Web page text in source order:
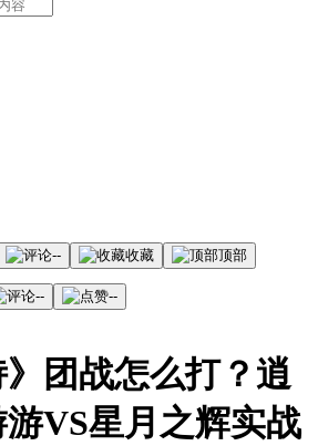
-- 收藏 顶部
-- --
》团战怎么打？逍
VS星月之辉实战